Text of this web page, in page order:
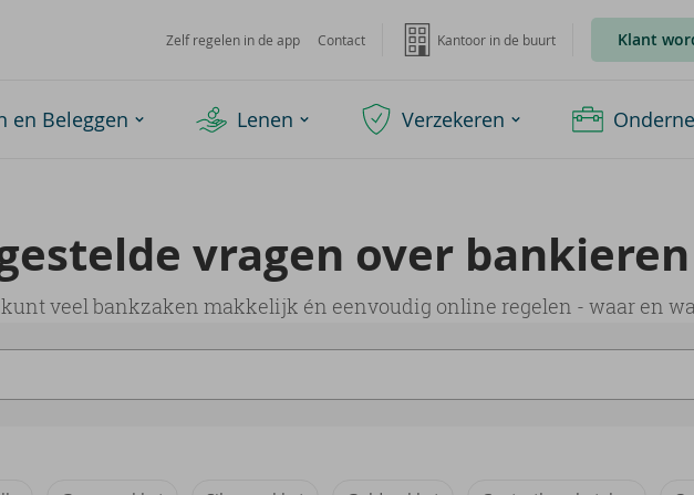
Zelf regelen in de app Contact Kantoor in de buurt Klant
en Beleggen Lenen Verzekeren
vra­gen over ban­kie­ren
kunt veel bankzaken makkelijk én eenvoudig online regelen - waar en